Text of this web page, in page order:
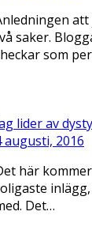
saker.
som
lider av
augusti, 2016
här
Det…